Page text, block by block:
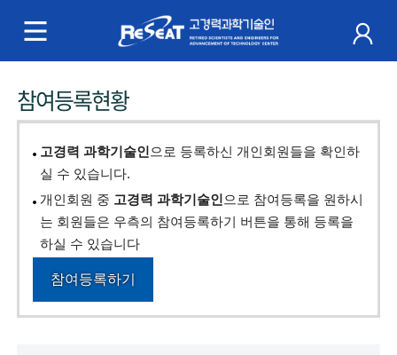
R
e
S
e
a
t
고
경
력
과
주
메
참여등록현황
고경력 과학기술인 으로 등록하신 개인회원들을 확인하
실 수 있습니다.
개인회원 중 고경력 과학기술인 으로 참여등록을 원하시
는 회원들은 우측의 참여등록하기 버튼을 통해 등록을
하실 수 있습니다
참여등록하기